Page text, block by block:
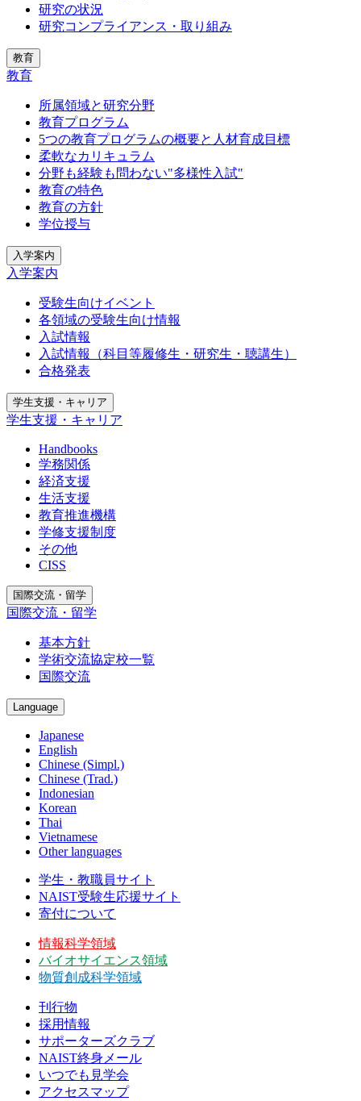
研究の状況
研究コンプライアンス・取り組み
教育
教育
所属領域と研究分野
教育プログラム
5つの教育プログラムの概要と人材育成目標
柔軟なカリキュラム
分野も経験も問わない"多様性入試"
教育の特色
教育の方針
学位授与
入学案内
入学案内
受験生向けイベント
各領域の受験生向け情報
入試情報
入試情報（科目等履修生・研究生・聴講生）
合格発表
学生支援・キャリア
学生支援・キャリア
Handbooks
学務関係
経済支援
生活支援
教育推進機構
学修支援制度
その他
CISS
国際交流・留学
国際交流・留学
基本方針
学術交流協定校一覧
国際交流
Language
Japanese
English
Chinese (Simpl.)
Chinese (Trad.)
Indonesian
Korean
Thai
Vietnamese
Other languages
学生・教職員サイト
NAIST受験生応援サイト
寄付について
情報科学領域
バイオサイエンス領域
物質創成科学領域
刊行物
採用情報
サポーターズクラブ
NAIST終身メール
いつでも見学会
アクセスマップ